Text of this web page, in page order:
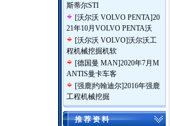
斯蒂尔STI
[沃尔沃 VOLVO PENTA]20
21年10月VOLVO PENTA沃
[沃尔沃 VOLVO]沃尔沃工
程机械挖掘机软
[德国曼 MAN]2020年7月M
ANTIS曼卡车客
[强鹿|约翰迪尔]2016年强鹿
工程机械挖掘
推 荐 资 料